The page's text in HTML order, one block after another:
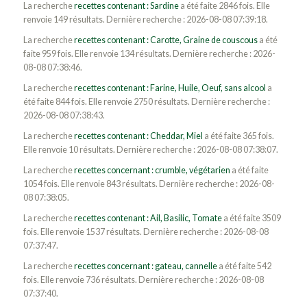
La rechercherecettes contenant : Sardinea été faite 2846 fois. Elle
renvoie 149 résultats. Dernière recherche : 2026-08-08 07:39:18.
La rechercherecettes contenant : Carotte, Graine de couscousa été
faite 959 fois. Elle renvoie 134 résultats. Dernière recherche : 2026-
08-08 07:38:46.
La rechercherecettes contenant : Farine, Huile, Oeuf, sans alcool a
été faite 844 fois. Elle renvoie 2750 résultats. Dernière recherche :
2026-08-08 07:38:43.
La rechercherecettes contenant : Cheddar, Miel a été faite 365 fois.
Elle renvoie 10 résultats. Dernière recherche : 2026-08-08 07:38:07.
La rechercherecettes concernant : crumble, végétarien a été faite
1054 fois. Elle renvoie 843 résultats. Dernière recherche : 2026-08-
08 07:38:05.
La rechercherecettes contenant : Ail, Basilic, Tomatea été faite 3509
fois. Elle renvoie 1537 résultats. Dernière recherche : 2026-08-08
07:37:47.
La rechercherecettes concernant : gateau, cannellea été faite 542
fois. Elle renvoie 736 résultats. Dernière recherche : 2026-08-08
07:37:40.